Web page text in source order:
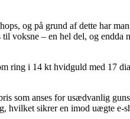
og på grund af dette har
voksne – en hel del, og endda
ring i 14 kt hvidguld med 17
som anses for usædvanlig
hvilket sikrer en imod uægte e-